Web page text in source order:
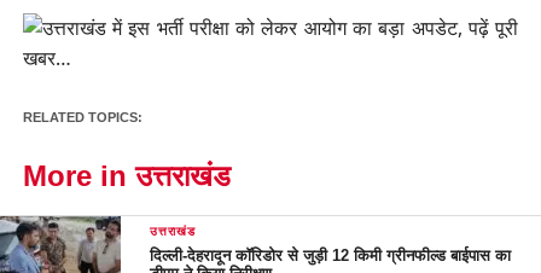
RELATED TOPICS:
More in उत्तराखंड
उत्तराखंड
दिल्ली-देहरादून कॉरिडोर से जुड़ी 12 किमी ग्रीनफील्ड बाईपास का